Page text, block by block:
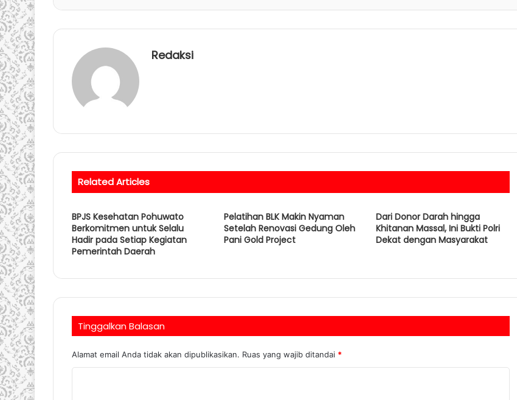
Redaksi
Related Articles
BPJS Kesehatan Pohuwato
Berkomitmen untuk Selalu
Hadir pada Setiap Kegiatan
Pemerintah Daerah
Pelatihan BLK Makin Nyaman
Setelah Renovasi Gedung Oleh
Pani Gold Project
Dari Donor Darah hingga
Khitanan Massal, Ini Bukti Polri
Dekat dengan Masyarakat
Tinggalkan Balasan
Alamat email Anda tidak akan dipublikasikan. Ruas yang wajib ditandai *